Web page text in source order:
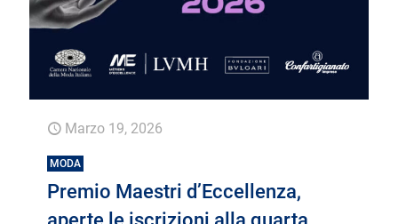
Marzo 19, 2026
MODA
Premio Maestri d’Eccellenza,